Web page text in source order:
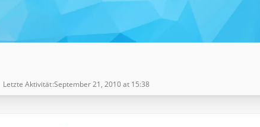
Letzte Aktivität September 21, 2010 at 15:38